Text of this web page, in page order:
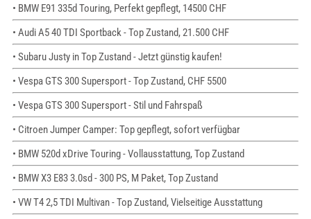
• BMW E91 335d Touring, Perfekt gepflegt, 14500 CHF
• Audi A5 40 TDI Sportback - Top Zustand, 21.500 CHF
• Subaru Justy in Top Zustand - Jetzt günstig kaufen!
• Vespa GTS 300 Supersport - Top Zustand, CHF 5500
• Vespa GTS 300 Supersport - Stil und Fahrspaß
• Citroen Jumper Camper: Top gepflegt, sofort verfügbar
• BMW 520d xDrive Touring - Vollausstattung, Top Zustand
• BMW X3 E83 3.0sd - 300 PS, M Paket, Top Zustand
• VW T4 2,5 TDI Multivan - Top Zustand, Vielseitige Ausstattung